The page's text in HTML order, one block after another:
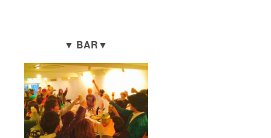
▼ BAR▼